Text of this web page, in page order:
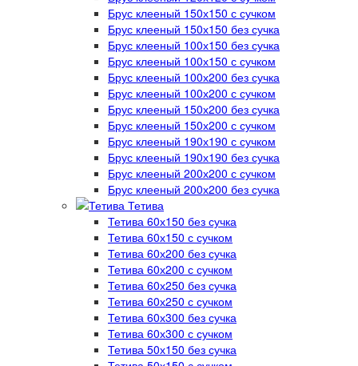
Брус клееный 150х150 с сучком
Брус клееный 150х150 без сучка
Брус клееный 100х150 без сучка
Брус клееный 100х150 с сучком
Брус клееный 100х200 без сучка
Брус клееный 100х200 с сучком
Брус клееный 150х200 без сучка
Брус клееный 150х200 с сучком
Брус клееный 190х190 с сучком
Брус клееный 190х190 без сучка
Брус клееный 200х200 с сучком
Брус клееный 200х200 без сучка
Тетива
Тетива 60х150 без сучка
Тетива 60х150 с сучком
Тетива 60х200 без сучка
Тетива 60х200 с сучком
Тетива 60х250 без сучка
Тетива 60х250 с сучком
Тетива 60х300 без сучка
Тетива 60х300 с сучком
Тетива 50х150 без сучка